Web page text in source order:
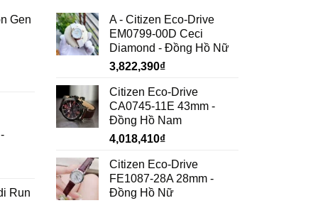
Gen
Run
A - Citizen Eco-Drive
EM0799-00D Ceci
Diamond - Đồng Hồ Nữ
3,822,390₫
Citizen Eco-Drive
CA0745-11E 43mm -
Đồng Hồ Nam
4,018,410₫
Citizen Eco-Drive
FE1087-28A 28mm -
Đồng Hồ Nữ